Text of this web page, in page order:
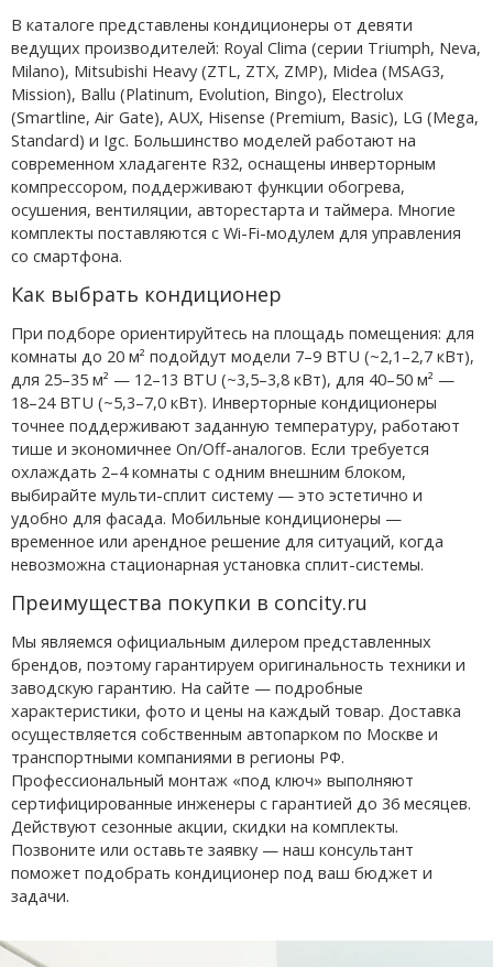
В каталоге представлены кондиционеры от девяти
ведущих производителей: Royal Clima (серии Triumph, Neva,
Milano), Mitsubishi Heavy (ZTL, ZTX, ZMP), Midea (MSAG3,
Mission), Ballu (Platinum, Evolution, Bingo), Electrolux
(Smartline, Air Gate), AUX, Hisense (Premium, Basic), LG (Mega,
Standard) и Igc. Большинство моделей работают на
современном хладагенте R32, оснащены инверторным
компрессором, поддерживают функции обогрева,
осушения, вентиляции, авторестарта и таймера. Многие
комплекты поставляются с Wi-Fi-модулем для управления
со смартфона.
Как выбрать кондиционер
При подборе ориентируйтесь на площадь помещения: для
комнаты до 20 м² подойдут модели 7–9 BTU (~2,1–2,7 кВт),
для 25–35 м² — 12–13 BTU (~3,5–3,8 кВт), для 40–50 м² —
18–24 BTU (~5,3–7,0 кВт). Инверторные кондиционеры
точнее поддерживают заданную температуру, работают
тише и экономичнее On/Off-аналогов. Если требуется
охлаждать 2–4 комнаты с одним внешним блоком,
выбирайте мульти-сплит систему — это эстетично и
удобно для фасада. Мобильные кондиционеры —
временное или арендное решение для ситуаций, когда
невозможна стационарная установка сплит-системы.
Преимущества покупки в concity.ru
Мы являемся официальным дилером представленных
брендов, поэтому гарантируем оригинальность техники и
заводскую гарантию. На сайте — подробные
характеристики, фото и цены на каждый товар. Доставка
осуществляется собственным автопарком по Москве и
транспортными компаниями в регионы РФ.
Профессиональный монтаж «под ключ» выполняют
сертифицированные инженеры с гарантией до 36 месяцев.
Действуют сезонные акции, скидки на комплекты.
Позвоните или оставьте заявку — наш консультант
поможет подобрать кондиционер под ваш бюджет и
задачи.